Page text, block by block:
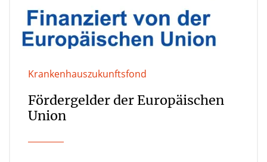
Krankenhauszukunftsfond
Fördergelder der Europäischen
Union